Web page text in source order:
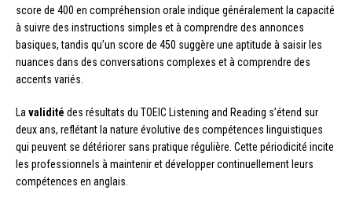
score de 400 en compréhension orale indique généralement la capacité
à suivre des instructions simples et à comprendre des annonces
basiques, tandis qu’un score de 450 suggère une aptitude à saisir les
nuances dans des conversations complexes et à comprendre des
accents variés.
La validité des résultats du TOEIC Listening and Reading s’étend sur
deux ans, reflétant la nature évolutive des compétences linguistiques
qui peuvent se détériorer sans pratique régulière. Cette périodicité incite
les professionnels à maintenir et développer continuellement leurs
compétences en anglais.